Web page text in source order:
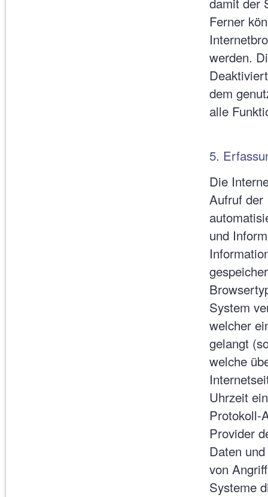
Ferner
werden.
dem
alle
5.
Die
Aufruf der
und
System
welcher
gelangt
welche
Uhrzeit
Protokoll-
Provider
Daten
von
Systeme